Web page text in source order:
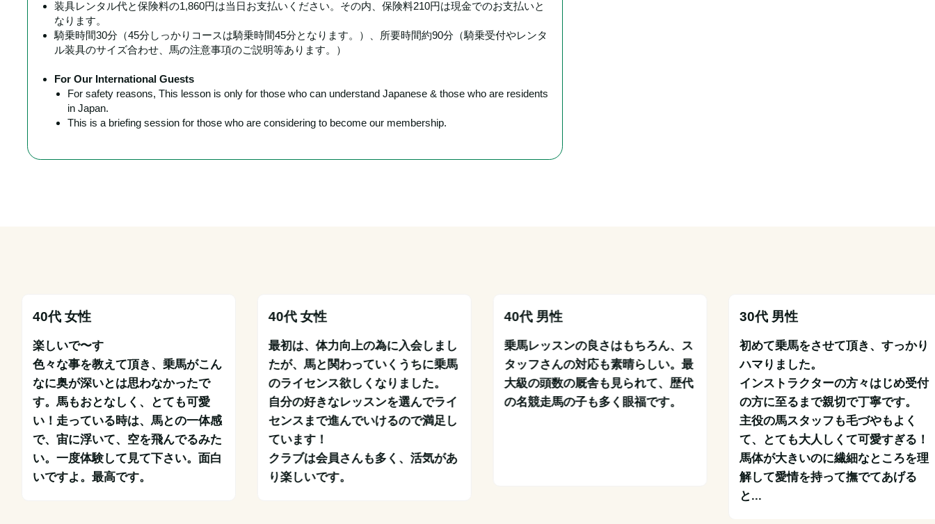
装具レンタル代と保険料の1,860円は当日お支払いください。その内、保険料210円は現金でのお支払いと
なります。
騎乗時間30分（45分しっかりコースは騎乗時間45分となります。）、所要時間約90分（騎乗受付やレンタ
ル装具のサイズ合わせ、馬の注意事項のご説明等あります。）
For Our International Guests
For safety reasons, This lesson is only for those who can understand Japanese & those who are residents
in Japan.
This is a briefing session for those who are considering to become our membership.
40代 女性
楽しいで〜す
色々な事を教えて頂き、乗馬がこん
なに奥が深いとは思わなかったで
す。馬もおとなしく、とても可愛
い！走っている時は、馬との一体感
で、宙に浮いて、空を飛んでるみた
い。一度体験して見て下さい。面白
いですよ。最高です。
40代 女性
最初は、体力向上の為に入会しまし
たが、馬と関わっていくうちに乗馬
のライセンス欲しくなりました。
自分の好きなレッスンを選んでライ
センスまで進んでいけるので満足し
ています！
クラブは会員さんも多く、活気があ
り楽しいです。
40代 男性
乗馬レッスンの良さはもちろん、ス
タッフさんの対応も素晴らしい。最
大級の頭数の厩舎も見られて、歴代
の名競走馬の子も多く眼福です。
30代 男性
初めて乗馬をさせて頂き、すっかり
ハマりました。
インストラクターの方々はじめ受付
の方に至るまで親切で丁寧です。
主役の馬スタッフも毛づやもよく
て、とても大人しくて可愛すぎる！
馬体が大きいのに繊細なところを理
解して愛情を持って撫でてあげる
と...